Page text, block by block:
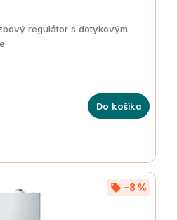
Do košíka
regulátor s dotykovým
–8 %